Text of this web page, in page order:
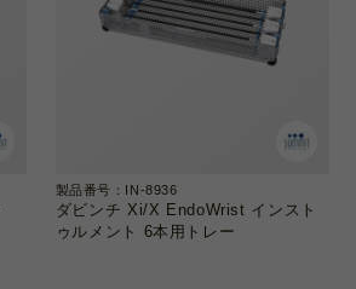
製品番号：IN-8936
ダビンチ Xi/X EndoWrist インスト
ゥルメント 6本用トレー